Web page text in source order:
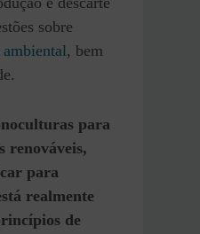
sobre
, bem
para
renováveis,
para
realmente
de